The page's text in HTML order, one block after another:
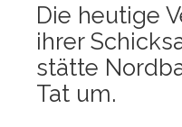
Die heu­ti­ge
ihrer
stät­te
Tat um.